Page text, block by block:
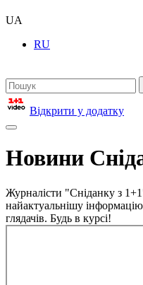
UA
RU
Відкрити у додатку
Новини
Журналісти "Сніданку з
найактуальнішу
глядачів. Будь в курсі!